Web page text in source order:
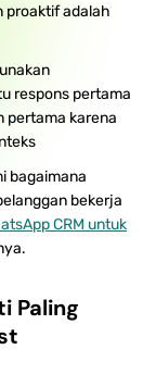
proaktif adalah
respons pertama
pertama karena
bagaimana
bekerja
CRM untuk
Paling